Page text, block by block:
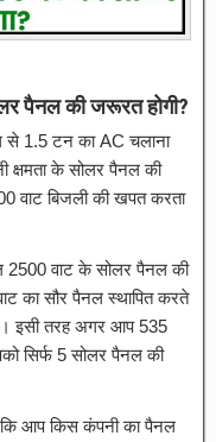
पैनल की जरूरत होगी?
1.5 टन का AC चलाना
क्षमता के सोलर पैनल की
वाट बिजली की खपत करता
वाट के सोलर पैनल की
का सौर पैनल स्थापित करते
इसी तरह अगर आप 535
सिर्फ 5 सोलर पैनल की
कि आप किस कंपनी का पैनल